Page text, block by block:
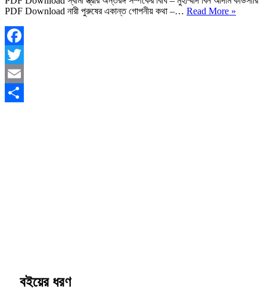
PDF Download নারী পুরুষের একান্ত গোপনীয় কথা –… Read More »
Facebook
Twitter
Email
বইয়ের ধরণ